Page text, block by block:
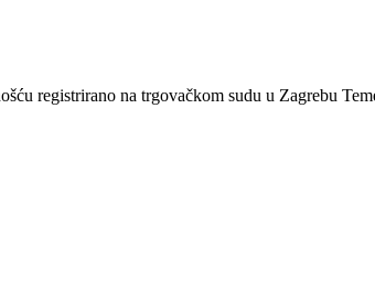
registrirano na trgovačkom sudu u Zagrebu